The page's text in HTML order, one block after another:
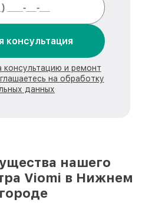
консультация
консультацию и ремонт
на обработку
данных
нашего
Viomi в Нижнем